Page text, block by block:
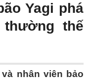
Yagi phá
thế
nhân viên bảo